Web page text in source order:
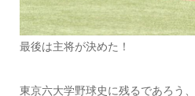
最後は主将が決めた！
東京六大学野球史に残るであろう